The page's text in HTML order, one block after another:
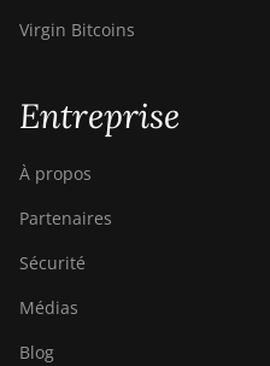
Virgin Bitcoins
Entreprise
À propos
Partenaires
Sécurité
Médias
Blog